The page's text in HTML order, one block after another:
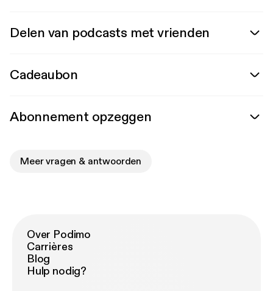
Delen van podcasts met vrienden
Cadeaubon
Abonnement opzeggen
Meer vragen & antwoorden
Over Podimo
Carrières
Blog
Hulp nodig?